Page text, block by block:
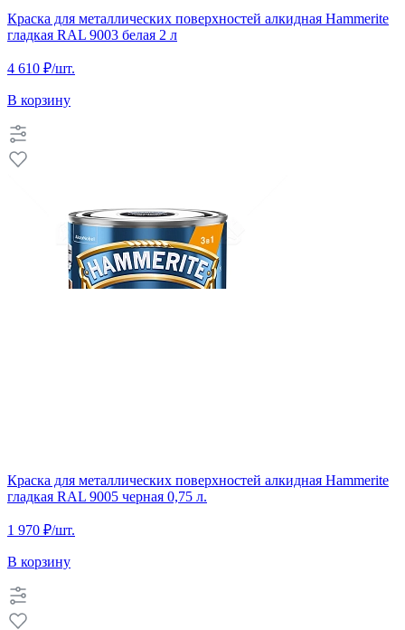
Краска для металлических поверхностей алкидная Hammerite
гладкая RAL 9003 белая 2 л
4 610 ₽/шт.
В корзину
Краска для металлических поверхностей алкидная Hammerite
гладкая RAL 9005 черная 0,75 л.
1 970 ₽/шт.
В корзину